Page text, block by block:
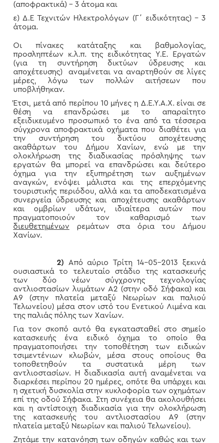
(αποφρακτικά) – 3 άτομα και
ε) Δ.Ε Τεχνιτών Ηλεκτρολόγων (Γ΄ ειδικότητας) – 3
άτομα.
Οι πίνακες κατάταξης και βαθμολογίας,
προσληπτέων κ.λ.π. της ειδικότητας Υ.Ε. Εργατών
(για τη συντήρηση δικτύων ύδρευσης και
αποχέτευσης) αναμένεται να αναρτηθούν σε λίγες
μέρες, λόγω των πολλών αιτήσεων που
υποβλήθηκαν.
Έτσι, μετά από περίπου 10 μήνες η Δ.Ε.Υ.Α.Χ. είναι σε
θέση να επανδρώσει με το απαραίτητο
εξειδικευμένο προσωπικό το ένα από τα τέσσερα
σύγχρονα αποφρακτικά οχήματα που διαθέτει για
την συντήρηση του δικτύου αποχέτευσης
ακαθάρτων του Δήμου Χανίων, ενώ με την
ολοκλήρωση της διαδικασίας πρόσληψης των
εργατών θα μπορεί να επανδρώσει και δεύτερο
όχημα για την εξυπηρέτηση των αυξημένων
αναγκών, ενόψει μάλιστα και της επερχόμενης
τουριστικής περιόδου, αλλά και τα αποδεκατισμένα
συνεργεία ύδρευσης και αποχέτευσης ακαθάρτων
και ομβρίων υδάτων, ιδιαίτερα αυτών που
πραγματοποιούν τον καθαρισμό των
διευθετημένων ρεμάτων στα όρια του Δήμου
Χανίων.
2) Από αύριο Τρίτη 14-05-2013 ξεκινά
ουσιαστικά το τελευταίο στάδιο της κατασκευής
των δύο νέων σύγχρονης τεχνολογίας
αντλιοστασίων λυμάτων Α2 (στην οδό Σήφακα) και
Α9 (στην πλατεία μεταξύ Νεωρίων και παλιού
Τελωνείου) μέσα στον ιστό του Ενετικού Λιμένα και
της παλιάς πόλης των Χανίων.
Για τον σκοπό αυτό θα εγκατασταθεί στο σημείο
κατασκευής ένα ειδικό όχημα το οποίο θα
πραγματοποιήσει την τοποθέτηση των ειδικών
τσιμεντένιων κλωβών, μέσα στους οποίους θα
τοποθετηθούν τα συστατικά μέρη των
αντλιοστασίων. Η διαδικασία αυτή αναμένεται να
διαρκέσει περίπου 20 ημέρες, οπότε θα υπάρχει και
η σχετική δυσκολία στην κυκλοφορία των οχημάτων
επί της οδού Σήφακα. Στη συνέχεια θα ακολουθήσει
και η αντίστοιχη διαδικασία για την ολοκλήρωση
της κατασκευής του αντλιοστασίου Α9 (στην
πλατεία μεταξύ Νεωρίων και παλιού Τελωνείου).
Ζητάμε την κατανόηση των οδηγών καθώς και των